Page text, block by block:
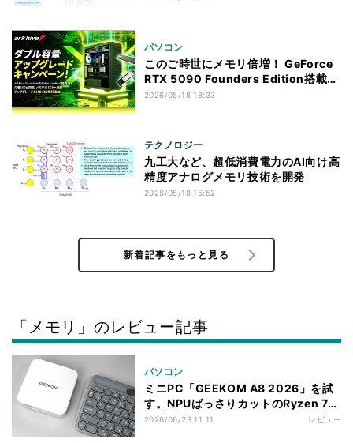
パソコン
このご時世にメモリ倍増！ GeForce
RTX 5090 Founders Edition搭載オ
プションで128GBに
2026/05/18 18:33
テクノロジー
九工大など、超低消費電力のAI向け高
精度アナログメモリ技術を開発
2026/05/18 15:52
新着記事をもっと見る
「メモリ」のレビュー記事
パソコン
ミニPC「GEEKOM A8 2026」を試
す。NPUばっさりカットのRyzen 7
8745HS搭載、DDR5 16GB+1TB
2026/06/23 11:11 レビュー